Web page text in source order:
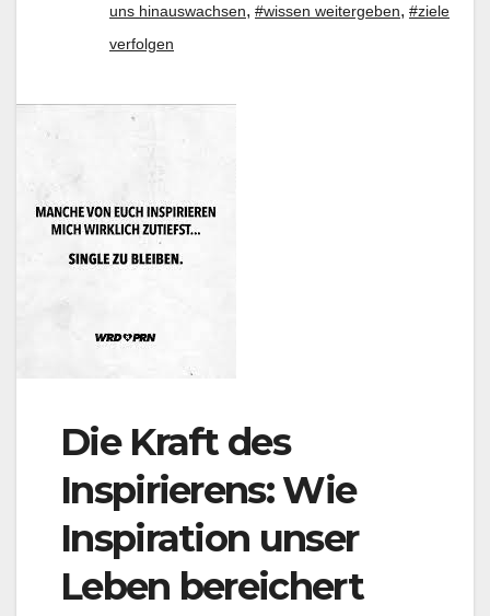
uns hinauswachsen, #wissen weitergeben, #ziele
verfolgen
Die Kraft des
Inspirierens: Wie
Inspiration unser
Leben bereichert